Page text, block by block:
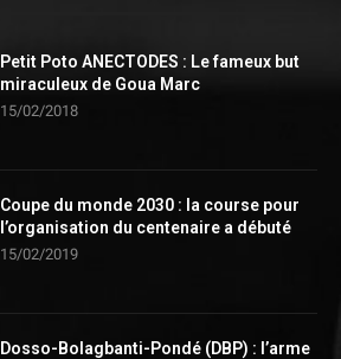
Petit Poto ANECTODES : Le fameux but
miraculeux de Goua Marc
15/02/2018
Coupe du monde 2030 : la course pour
l’organisation du centenaire a débuté
15/02/2019
Dosso-Bolagbanti-Pondé (DBP) : l’arme